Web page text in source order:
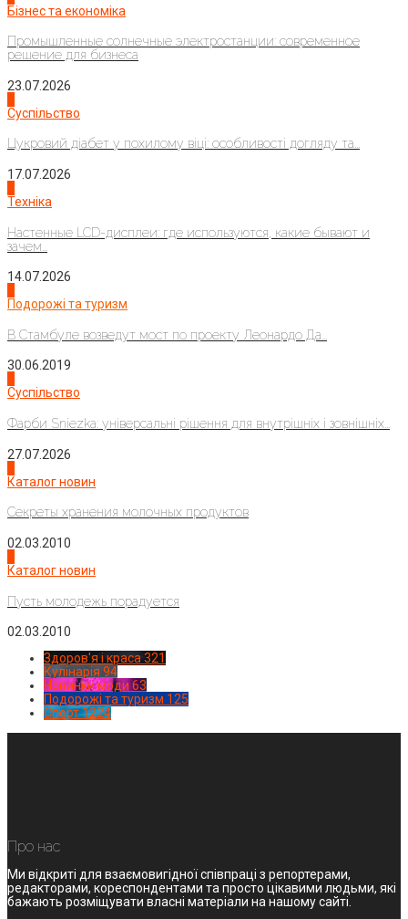
Бізнес та економіка
Промышленные солнечные электростанции: современное
решение для бизнеса
23.07.2026
Суспільство
Цукровий діабет у похилому віці: особливості догляду та...
17.07.2026
Техніка
Настенные LCD-дисплеи: где используются, какие бывают и
зачем...
14.07.2026
Подорожі та туризм
В Стамбуле возведут мост по проекту Леонардо Да...
30.06.2019
Суспільство
Фарби Sniezka: універсальні рішення для внутрішніх і зовнішніх...
27.07.2026
Каталог новин
Секреты хранения молочных продуктов
02.03.2010
Каталог новин
Пусть молодежь порадуется
02.03.2010
Здоров'я і краса 321
Кулінарія 94
Новинки моди 63
Подорожі та туризм 125
Спорт1224
Про нас
Ми відкриті для взаємовигідної співпраці з репортерами,
редакторами, кореспондентами та просто цікавими людьми, які
бажають розміщувати власні матеріали на нашому сайті.